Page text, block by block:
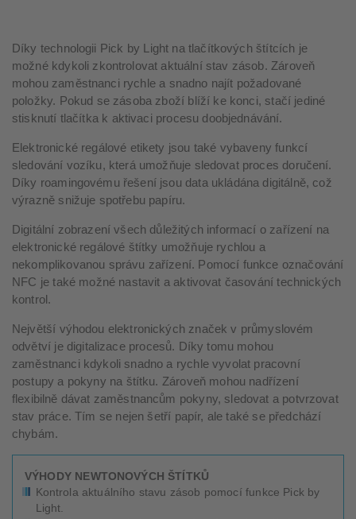
Díky technologii Pick by Light na tlačítkových štítcích je
možné kdykoli zkontrolovat aktuální stav zásob. Zároveň
mohou zaměstnanci rychle a snadno najít požadované
položky. Pokud se zásoba zboží blíží ke konci, stačí jediné
stisknutí tlačítka k aktivaci procesu doobjednávání.
Elektronické regálové etikety jsou také vybaveny funkcí
sledování vozíku, která umožňuje sledovat proces doručení.
Díky roamingovému řešení jsou data ukládána digitálně, což
výrazně snižuje spotřebu papíru.
Digitální zobrazení všech důležitých informací o zařízení na
elektronické regálové štítky umožňuje rychlou a
nekomplikovanou správu zařízení. Pomocí funkce označování
NFC je také možné nastavit a aktivovat časování technických
kontrol.
Největší výhodou elektronických značek v průmyslovém
odvětví je digitalizace procesů. Díky tomu mohou
zaměstnanci kdykoli snadno a rychle vyvolat pracovní
postupy a pokyny na štítku. Zároveň mohou nadřízení
flexibilně dávat zaměstnancům pokyny, sledovat a potvrzovat
stav práce. Tím se nejen šetří papír, ale také se předchází
chybám.
VÝHODY NEWTONOVÝCH ŠTÍTKŮ
Kontrola aktuálního stavu zásob pomocí funkce Pick by
Light.